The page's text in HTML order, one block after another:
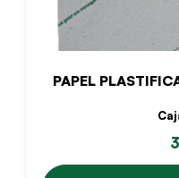
PAPEL